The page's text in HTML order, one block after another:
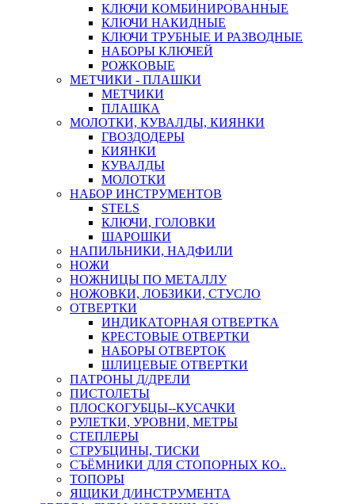
КЛЮЧИ КОМБИНИРОВАННЫЕ
КЛЮЧИ НАКИДНЫЕ
КЛЮЧИ ТРУБНЫЕ И РАЗВОДНЫЕ
НАБОРЫ КЛЮЧЕЙ
РОЖКОВЫЕ
МЕТЧИКИ - ПЛАШКИ
МЕТЧИКИ
ПЛАШКА
МОЛОТКИ, КУВАЛДЫ, КИЯНКИ
ГВОЗДОДЕРЫ
КИЯНКИ
КУВАЛДЫ
МОЛОТКИ
НАБОР ИНСТРУМЕНТОВ
STELS
КЛЮЧИ, ГОЛОВКИ
ШАРОШКИ
НАПИЛЬНИКИ, НАДФИЛИ
НОЖИ
НОЖНИЦЫ ПО МЕТАЛЛУ
НОЖОВКИ, ЛОБЗИКИ, СТУСЛО
ОТВЕРТКИ
ИНДИКАТОРНАЯ ОТВЕРТКА
КРЕСТОВЫЕ ОТВЕРТКИ
НАБОРЫ ОТВЕРТОК
ШЛИЦЕВЫЕ ОТВЕРТКИ
ПАТРОНЫ Д/ДРЕЛИ
ПИСТОЛЕТЫ
ПЛОСКОГУБЦЫ--КУСАЧКИ
РУЛЕТКИ, УРОВНИ, МЕТРЫ
СТЕПЛЕРЫ
СТРУБЦИНЫ, ТИСКИ
СЪЁМНИКИ ДЛЯ СТОПОРНЫХ КО..
ТОПОРЫ
ЯЩИКИ Д/ИНСТРУМЕНТА